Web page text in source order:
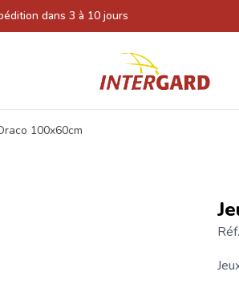
dans 3 à 10 jours
100x60cm